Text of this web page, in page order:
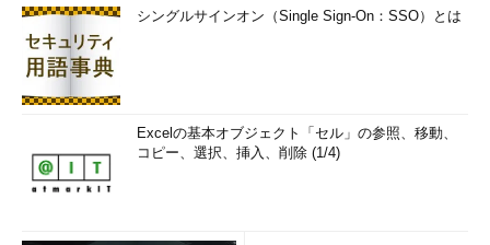
シングルサインオン（Single Sign-On：SSO）とは
Excelの基本オブジェクト「セル」の参照、移動、
コピー、選択、挿入、削除 (1/4)